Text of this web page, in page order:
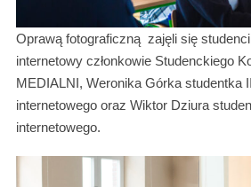
Oprawą fotograficzną zajęli się
internetowy członkowie Studenckiego
MEDIALNI, Weronika Górka studentka
internetowego oraz Wiktor Dziura
internetowego.